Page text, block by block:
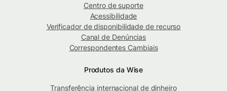
Centro de suporte
Acessibilidade
Verificador de disponibilidade de recurso
Canal de Denúncias
Correspondentes Cambiais
Produtos da Wise
Transferência internacional de dinheiro